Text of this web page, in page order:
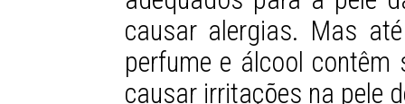
causar alergias. Mas
perfume e álcool
causar irritações na pele